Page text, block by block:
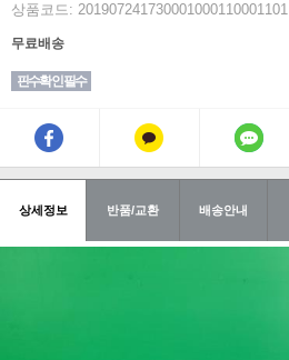
상품코드: 201907241730001000110001101
무료배송
핀수확인 필수
상세정보 반품/교환 배송안내